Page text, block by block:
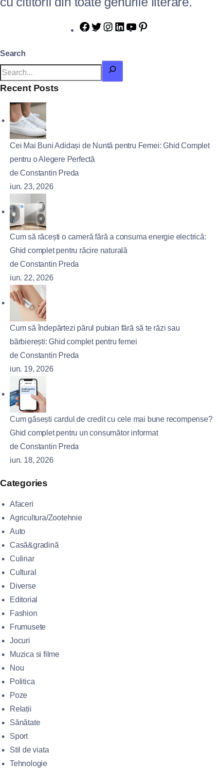
Search
Recent Posts
Cei Mai Buni Adidași de Nuntă pentru Femei: Ghid Complet
pentru o Alegere Perfectă
de Constantin Preda
iun. 23, 2026
Cum să răcești o cameră fără a consuma energie electrică:
Ghid complet pentru răcire naturală
de Constantin Preda
iun. 22, 2026
Cum să îndepărtezi părul pubian fără să te răzi sau
bărbierești: Ghid complet pentru femei
de Constantin Preda
iun. 19, 2026
Cum găsești cardul de credit cu cele mai bune recompense?
Ghid complet pentru un consumător informat
de Constantin Preda
iun. 18, 2026
Categories
Afaceri
Agricultura/Zootehnie
Auto
Casă&gradină
Culinar
Cultural
Diverse
Editorial
Fashion
Frumusete
Jocuri
Muzica si filme
Nou
Politica
Poze
Relații
Sănătate
Sport
Stil de viata
Tehnologie